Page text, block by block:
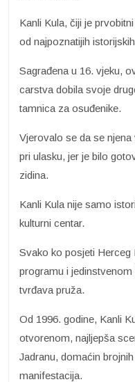
Kanli Kula, čiji je
od najpoznatijih
Sagrađena u 16. vjeku,
carstva dobila svoje
tamnica za osuđenike.
Vjerovalo se da se
pri ulasku, jer je bilo
zidina.
Kanli Kula nije samo
kulturni centar.
Svako ko posjeti
programu i
tvrđava pruža.
Od 1996. godine, Kanli
otvorenom, najljepša
Jadranu, domaćin
manifestacija.